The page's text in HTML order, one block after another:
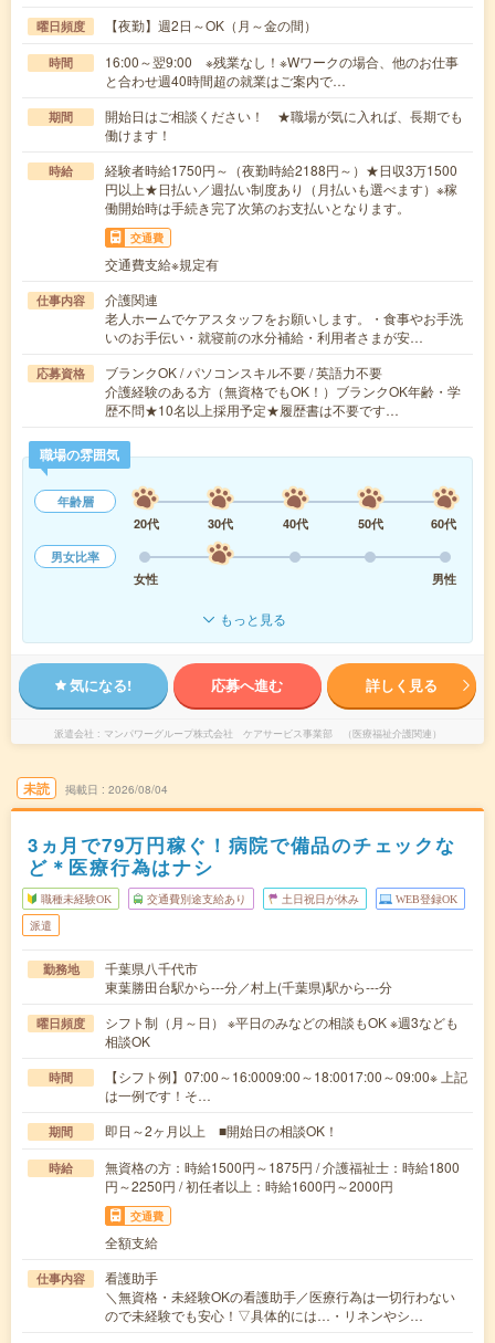
曜日頻度 【夜勤】週2日～OK（月～金の間）
時間
16:00～翌9:00 ※残業なし！※Wワークの場合、他のお仕事
と合わせ週40時間超の就業はご案内で…
期間
開始日はご相談ください！ ★職場が気に入れば、長期でも
働けます！
時給
経験者時給1750円～（夜勤時給2188円～）★日収3万1500
円以上★日払い／週払い制度あり（月払いも選べます）※稼
働開始時は手続き完了次第のお支払いとなります。
交通費
交通費支給※規定有
仕事内容
介護関連
老人ホームでケアスタッフをお願いします。・食事やお手洗
いのお手伝い・就寝前の水分補給・利用者さまが安…
応募資格
ブランクOK / パソコンスキル不要 / 英語力不要
介護経験のある方（無資格でもOK！）ブランクOK年齢・学
歴不問★10名以上採用予定★履歴書は不要です…
職場の雰囲気
年齢層
20代
30代 40代 50代
60代
男女比率
女性
男性
もっと見る
気になる! 応募へ進む 詳しく見る
派遣会社 マンパワーグループ株式会社 ケアサービス事業部 （医療福祉介護関連）
未読 掲載日 2026/08/04
3ヵ月で79万円稼ぐ！病院で備品のチェックな
ど＊医療行為はナシ
職種未経験OK 交通費別途支給あり 土日祝日が休み WEB登録OK
派遣
勤務地
千葉県八千代市
東葉勝田台駅から---分／村上(千葉県)駅から---分
曜日頻度
シフト制（月～日） ※平日のみなどの相談もOK ※週3なども
相談OK
時間
【シフト例】07:00～16:0009:00～18:0017:00～09:00※ 上記
は一例です！そ…
期間 即日～2ヶ月以上 ■開始日の相談OK！
時給
無資格の方：時給1500円～1875円 / 介護福祉士：時給1800
円～2250円 / 初任者以上：時給1600円～2000円
交通費
全額支給
仕事内容
看護助手
＼無資格・未経験OKの看護助手／医療行為は一切行わない
ので未経験でも安心！▽具体的には…・リネンやシ…